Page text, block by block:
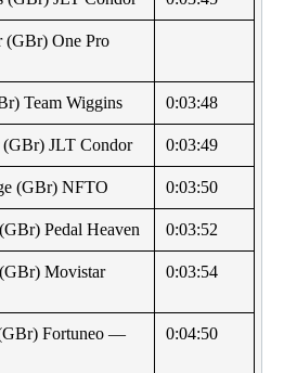
(GBr) One Pro
Team Wiggins 0:03:48
(GBr) JLT Condor 0:03:49
(GBr) NFTO 0:03:50
Pedal Heaven 0:03:52
Movistar
0:03:54
Fortuneo —
0:04:50